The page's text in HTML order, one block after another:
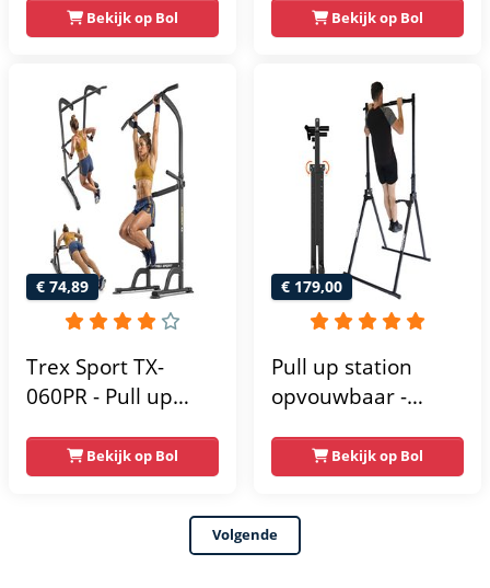
- Dip Station - Pull
Up Bar -
Krachtstation -
Power Rack -
Verstelbaar -
Krachttraining
Bekijk op Bol
vrijstaand | dip
barren rugtrainer |
krachtstation
krachttoren |
fitnessstation |
power rack voor
thuis gym |
krachttraining voor
thuis
Bekijk op Bol
€ 74,89
Trex Sport TX-
060PR - Pull up
Fitness - Pull up
rack -
Multifunctioneel -
Bekijk op Bol
€ 179,00
Pull up station
opvouwbaar -
up rack - Pull up
bar - FPT165
Bekijk op Bol
Volgende